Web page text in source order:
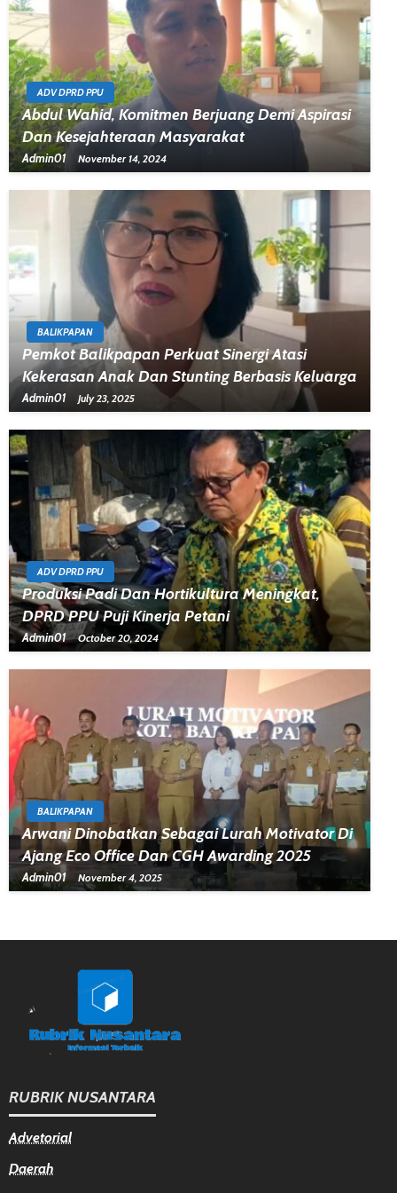
ADV DPRD PPU
Abdul Wahid, Komitmen Berjuang Demi Aspirasi
Dan Kesejahteraan Masyarakat
Admin01 November 14, 2024
BALIKPAPAN
Pemkot Balikpapan Perkuat Sinergi Atasi
Kekerasan Anak Dan Stunting Berbasis Keluarga
Admin01 July 23, 2025
ADV DPRD PPU
Produksi Padi Dan Hortikultura Meningkat,
DPRD PPU Puji Kinerja Petani
Admin01 October 20, 2024
BALIKPAPAN
Arwani Dinobatkan Sebagai Lurah Motivator Di
Ajang Eco Office Dan CGH Awarding 2025
Admin01 November 4, 2025
RUBRIK NUSANTARA
Advetorial
Daerah